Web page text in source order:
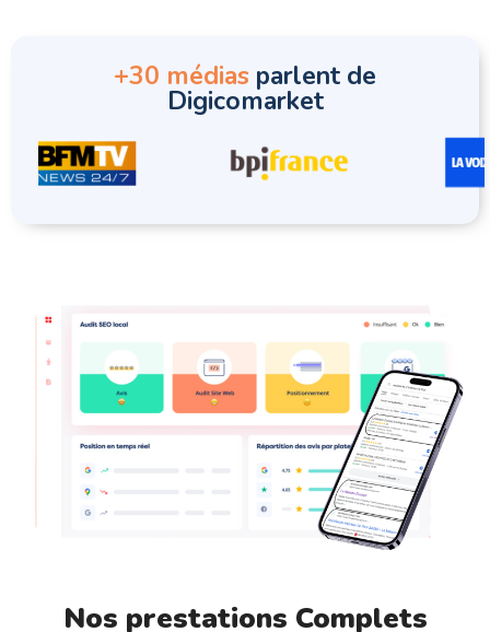
+30 médias parlent de
Digicomarket
Nos prestations Complets